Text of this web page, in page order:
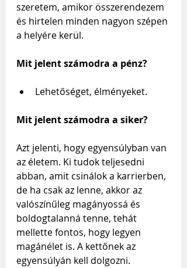
szeretem, amikor összerendezem
és hirtelen minden nagyon szépen
a helyére kerül.
Mit jelent számodra a pénz?
Lehetőséget, élményeket.
Mit jelent számodra a siker?
Azt jelenti, hogy egyensúlyban van
az életem. Ki tudok teljesedni
abban, amit csinálok a karrierben,
de ha csak az lenne, akkor az
valószínűleg magányossá és
boldogtalanná tenne, tehát
mellette fontos, hogy legyen
magánélet is. A kettőnek az
egyensúlyán kell dolgozni.